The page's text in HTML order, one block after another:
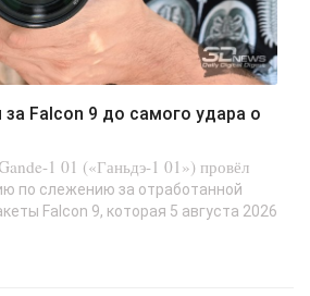
1 01 («Ганьдэ-1 01») провёл
по слежению за отработанной
Falcon 9, которая 5 августа 2026